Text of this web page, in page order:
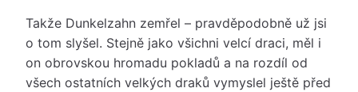
Takže Dunkelzahn zemřel – pravděpodobně už jsi
o tom slyšel. Stejně jako všichni velcí draci, měl i
on obrovskou hromadu pokladů a na rozdíl od
všech ostatních velkých draků vymyslel ještě před